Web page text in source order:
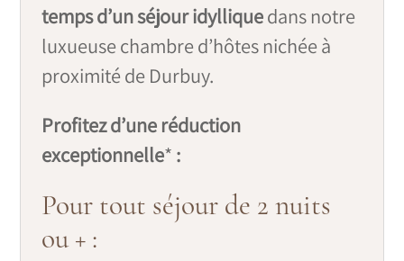
temps d’un séjour idylliquedans notre
luxueuse chambre d’hôtes nichée à
proximité de Durbuy.
Profitez d’une réduction
exceptionnelle* :
Pour tout séjour de 2 nuits
ou + :